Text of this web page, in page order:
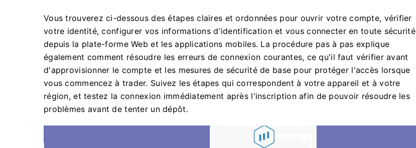
Vous trouverez ci-dessous des étapes claires et ordonnées pour ouvrir votre compte, vérifier
votre identité, configurer vos informations d'identification et vous connecter en toute sécurité
depuis la plate-forme Web et les applications mobiles. La procédure pas à pas explique
également comment résoudre les erreurs de connexion courantes, ce qu'il faut vérifier avant
d'approvisionner le compte et les mesures de sécurité de base pour protéger l'accès lorsque
vous commencez à trader. Suivez les étapes qui correspondent à votre appareil et à votre
région, et testez la connexion immédiatement après l'inscription afin de pouvoir résoudre les
problèmes avant de tenter un dépôt.